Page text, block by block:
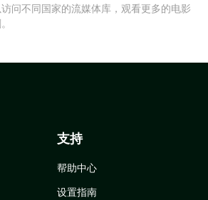
问不同国家的流媒体库，观看更多的电影
支持
帮助中心
设置指南